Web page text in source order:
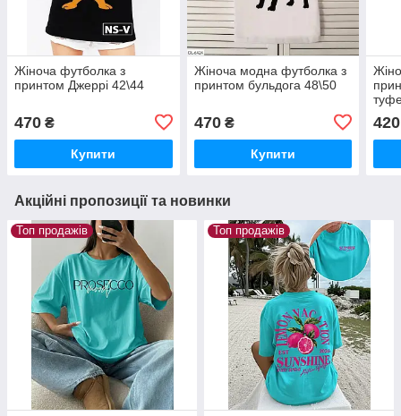
Жіноча футболка з
принтом Джеррі 42\44
470 ₴
Купити
Жіноча модна футболка з
принтом бульдога 48\50
470₴
Купити
420
Акційні пропозиції та новинки
Топ продажів Топ продажів